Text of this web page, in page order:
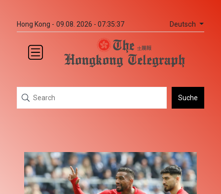
Hong Kong - 09.08. 2026 - 07:35:37 Deutsch
Suche